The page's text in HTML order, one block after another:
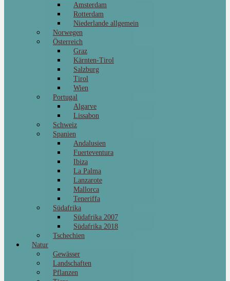
Amsterdam
Rotterdam
Niederlande allgemein
Norwegen
Österreich
Graz
Kärnten-Tirol
Salzburg
Tirol
Wien
Portugal
Algarve
Lissabon
Schweiz
Spanien
Andalusien
Fuerteventura
Ibiza
La Palma
Lanzarote
Mallorca
Teneriffa
Südafrika
Südafrika 2007
Südafrika 2018
Tschechien
Natur
Gewässer
Landschaften
Pflanzen